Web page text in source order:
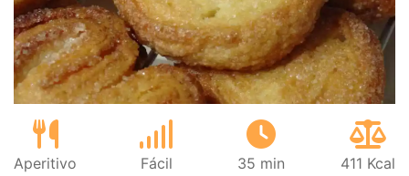
Aperitivo Fácil 35 min 411 Kcal